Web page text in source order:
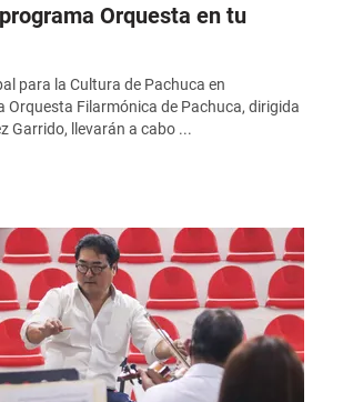
Orquesta en tu
para la Cultura de Pachuca en
Orquesta Filarmónica de Pachuca, dirigida
Garrido, llevarán a cabo ...